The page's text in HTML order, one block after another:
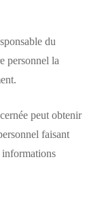
du
personnel la
peut obtenir
faisant
informations